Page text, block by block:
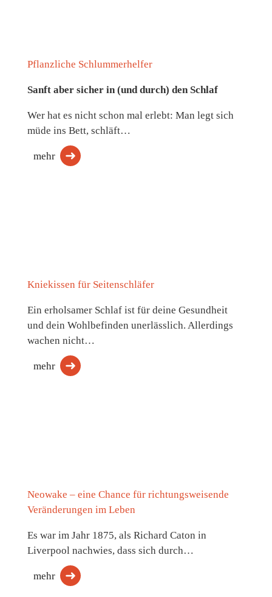
Pflanzliche Schlummerhelfer
Sanft aber sicher in (und durch) den Schlaf
Wer hat es nicht schon mal erlebt: Man legt sich
müde ins Bett, schläft…
mehr
Kniekissen für Seitenschläfer
Ein erholsamer Schlaf ist für deine Gesundheit
und dein Wohlbefinden unerlässlich. Allerdings
wachen nicht…
mehr
Neowake – eine Chance für richtungsweisende
Veränderungen im Leben
Es war im Jahr 1875, als Richard Caton in
Liverpool nachwies, dass sich durch…
mehr